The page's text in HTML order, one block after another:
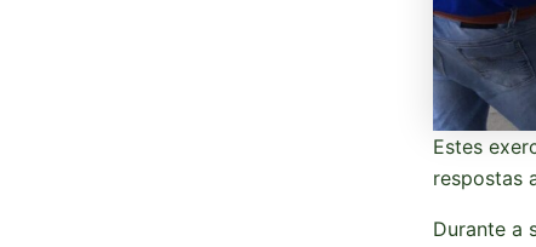
Estes
respostas
Durante a